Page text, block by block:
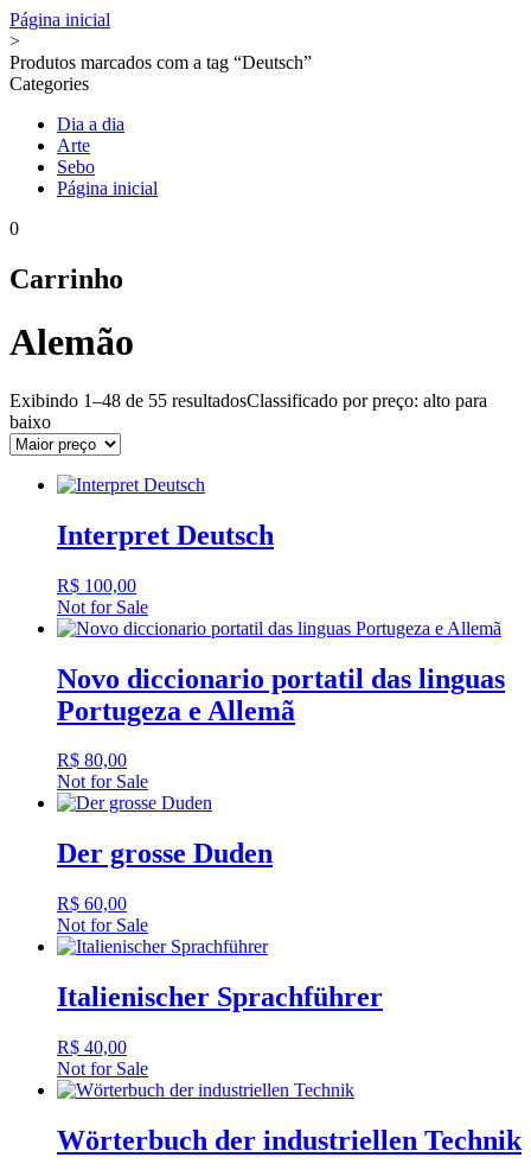
Página inicial
>
Produtos marcados com a tag “Deutsch”
Categories
Dia a dia
Arte
Sebo
Página inicial
0
Carrinho
Alemão
Exibindo 1–48 de 55 resultadosClassificado por preço: alto para
baixo
Interpret Deutsch
R$ 100,00
Not for Sale
Novo diccionario portatil das linguas
Portugeza e Allemã
R$ 80,00
Not for Sale
Der grosse Duden
R$ 60,00
Not for Sale
Italienischer Sprachführer
R$ 40,00
Not for Sale
Wörterbuch der industriellen Technik